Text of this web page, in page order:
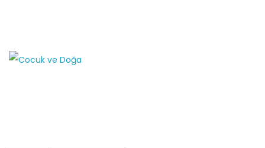
doğa gezisi